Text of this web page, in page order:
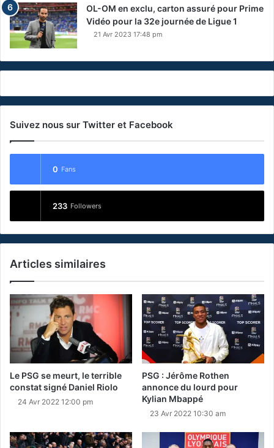
OL-OM en exclu, carton assuré pour Prime
Vidéo pour la 32e journée de Ligue 1
21 Avr 2023 17:48 pm
Suivez nous sur Twitter et Facebook
0 Fans
233 Followers
Articles similaires
Le PSG se meurt, le terrible
constat signé Daniel Riolo
24 Avr 2022 12:00 pm
PSG : Jérôme Rothen
annonce du lourd pour
Kylian Mbappé
23 Avr 2022 10:30 am